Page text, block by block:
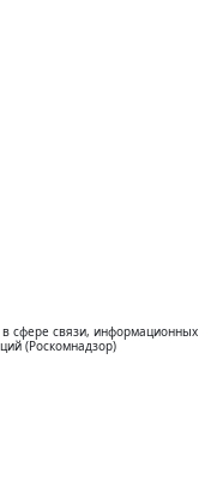
сфере связи, информационных
(Роскомнадзор)